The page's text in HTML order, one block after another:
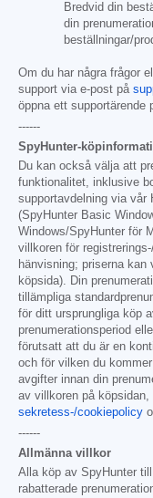
Bredvid din
din
beställningar/
Om du har några frågor
support via e-post på
öppna ett supportärende
------
SpyHunter-
Du kan också välja att
funktionalitet, inklusive
supportavdelning via vår
(SpyHunter Basic
Windows/SpyHunter för
villkoren för
hänvisning; priserna kan
köpsida). Din
tillämpliga
för ditt ursprungliga köp
prenumerationsperiod
förutsatt att du är en
och för vilken du
avgifter innan din
av villkoren på köpsidan,
sekretess-/cookiepolicy
------
Allmänna villkor
Alla köp av SpyHunter
rabatterade